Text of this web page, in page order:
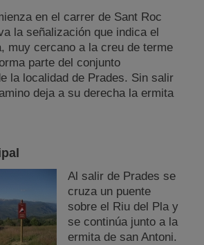
en el carrer de Sant Roc
la señalización que indica el
muy cercano a la creu de terme
parte del conjunto
la localidad de Prades. Sin salir
deja a su derecha la ermita
Al salir de Prades se
cruza un puente
sobre el Riu del Pla y
se continúa junto a la
ermita de san Antoni.